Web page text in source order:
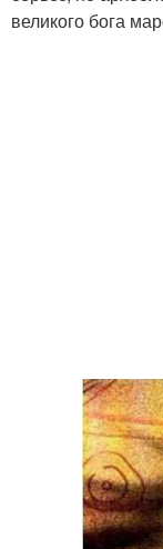
великого бога